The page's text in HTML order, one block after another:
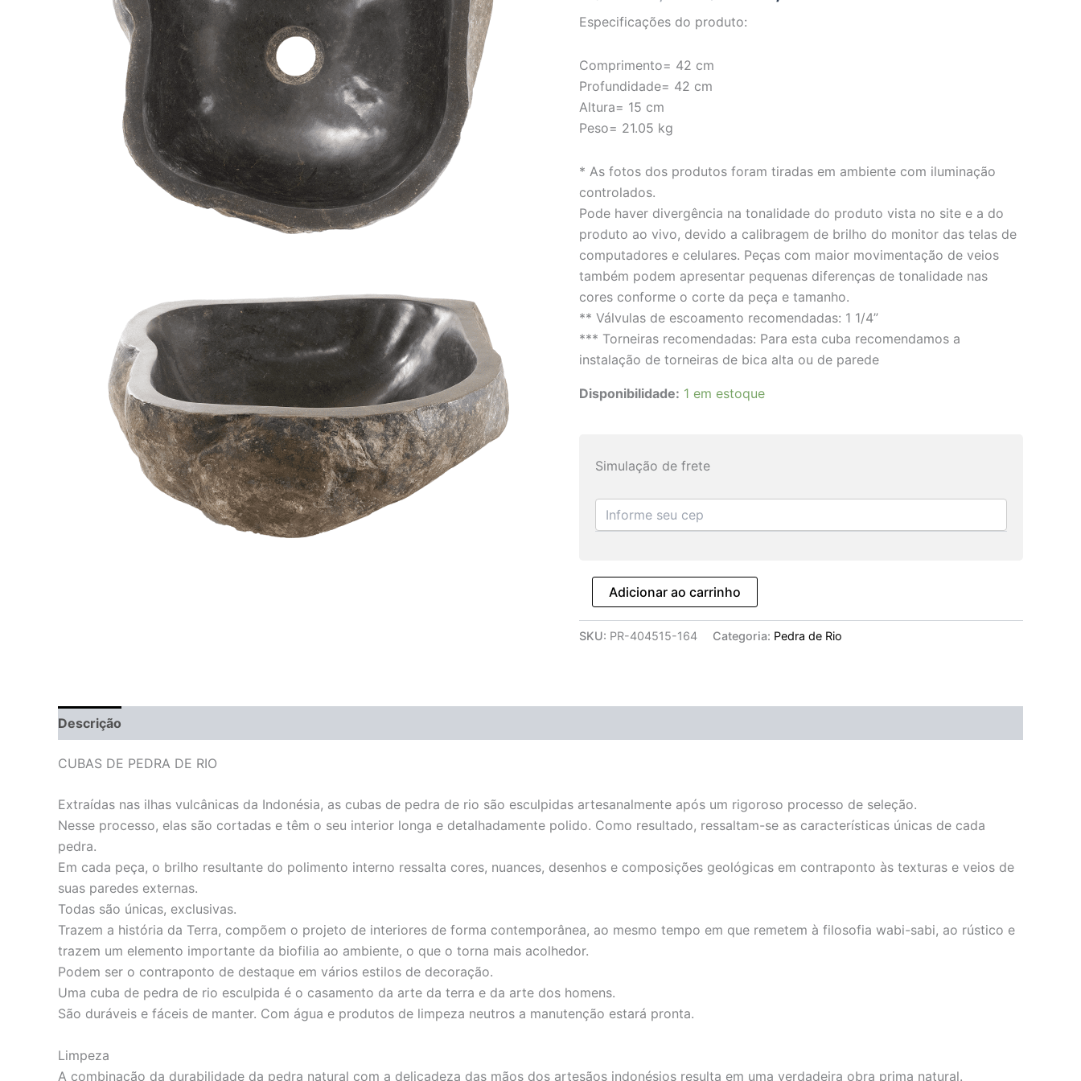
Especificações do produto:
Comprimento= 42 cm
Profundidade= 42 cm
Altura= 15 cm
Peso= 21.05 kg
* As fotos dos produtos foram tiradas em ambiente com iluminação
controlados.
Pode haver divergência na tonalidade do produto vista no site e a do
produto ao vivo, devido a calibragem de brilho do monitor das telas de
computadores e celulares. Peças com maior movimentação de veios
também podem apresentar pequenas diferenças de tonalidade nas
cores conforme o corte da peça e tamanho.
** Válvulas de escoamento recomendadas: 1 1/4”
*** Torneiras recomendadas: Para esta cuba recomendamos a
instalação de torneiras de bica alta ou de parede
Disponibilidade: 1 em estoque
Simulação de frete
-
DE
RIO
quantidade
Adicionar ao carrinho
SKU: PR-404515-164 Categoria: Pedra de Rio
Descrição
CUBAS DE PEDRA DE RIO
Extraídas nas ilhas vulcânicas da Indonésia, as cubas de pedra de rio são esculpidas artesanalmente após um rigoroso processo de seleção.
Nesse processo, elas são cortadas e têm o seu interior longa e detalhadamente polido. Como resultado, ressaltam-se as características únicas de cada
pedra.
Em cada peça, o brilho resultante do polimento interno ressalta cores, nuances, desenhos e composições geológicas em contraponto às texturas e veios de
suas paredes externas.
Todas são únicas, exclusivas.
Trazem a história da Terra, compõem o projeto de interiores de forma contemporânea, ao mesmo tempo em que remetem à filosofia wabi-sabi, ao rústico e
trazem um elemento importante da biofilia ao ambiente, o que o torna mais acolhedor.
Podem ser o contraponto de destaque em vários estilos de decoração.
Uma cuba de pedra de rio esculpida é o casamento da arte da terra e da arte dos homens.
São duráveis e fáceis de manter. Com água e produtos de limpeza neutros a manutenção estará pronta.
Limpeza
A combinação da durabilidade da pedra natural com a delicadeza das mãos dos artesãos indonésios resulta em uma verdadeira obra prima natural.